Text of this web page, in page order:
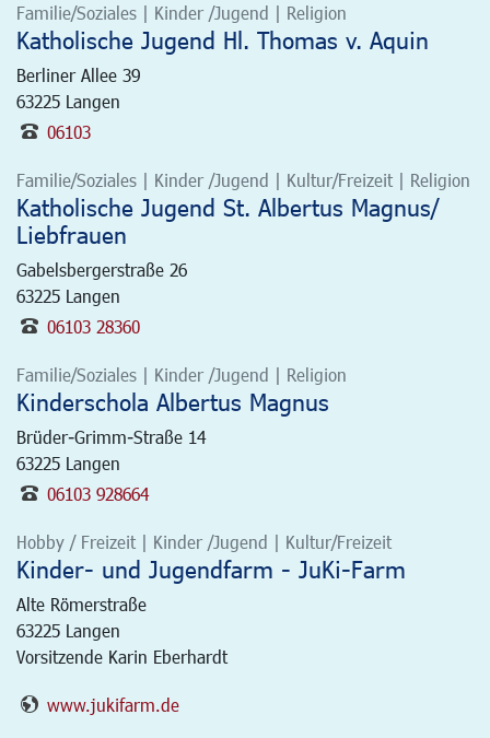
Familie/Soziales | Kinder /Jugend | Religion
Katholische Jugend Hl. Thomas v. Aquin
Berliner Allee 39
63225 Langen
06103
Familie/Soziales | Kinder /Jugend | Kultur/Freizeit | Religion
Katholische Jugend St. Albertus Magnus/
Liebfrauen
Gabelsbergerstraße 26
63225 Langen
06103 28360
Familie/Soziales | Kinder /Jugend | Religion
Kinderschola Albertus Magnus
Brüder-Grimm-Straße 14
63225 Langen
06103 928664
Hobby / Freizeit | Kinder /Jugend | Kultur/Freizeit
Kinder- und Jugendfarm - JuKi-Farm
Alte Römerstraße
63225 Langen
Vorsitzende Karin Eberhardt
www.jukifarm.de